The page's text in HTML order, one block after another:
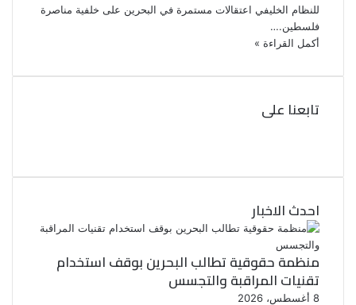
للنظام الخليفي اعتقالات مستمرة في البحرين على خلفية مناصرة
فلسطين.…
أكمل القراءة »
تابعنا على
ب
ك
ي
ر
احدث الاخبار
منظمة حقوقية تطالب البحرين بوقف استخدام
تقنيات المراقبة والتجسس
8 أغسطس، 2026